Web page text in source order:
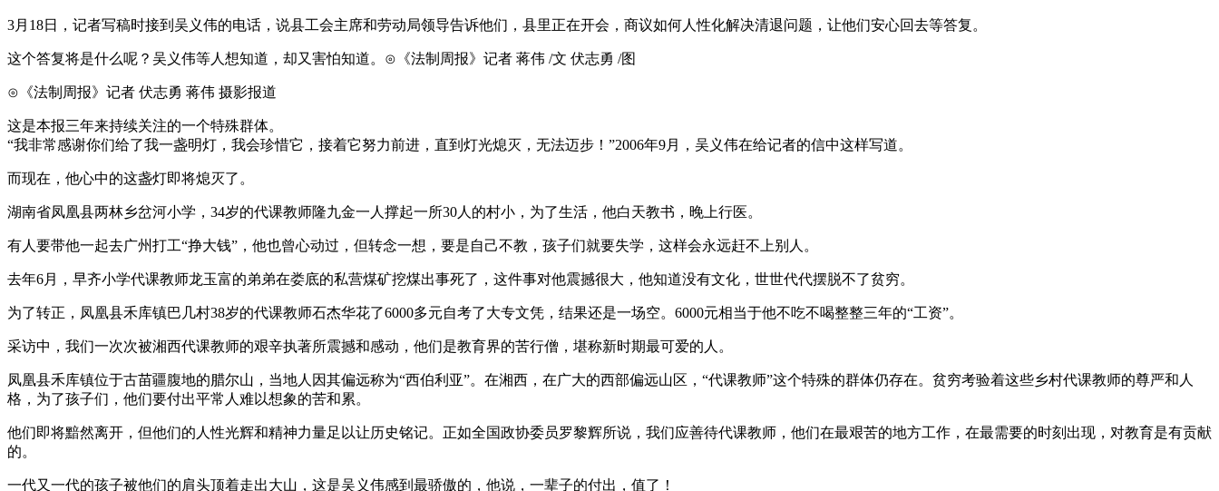
3月18日，记者写稿时接到吴义伟的电话，说县工会主席和劳动局领导告诉他们，县里正在开会，商议如何人性化解决清退问题，让他们安心回去等答复。
这个答复将是什么呢？吴义伟等人想知道，却又害怕知道。⊙《法制周报》记者 蒋伟 /文 伏志勇 /图
⊙《法制周报》记者 伏志勇 蒋伟 摄影报道
这是本报三年来持续关注的一个特殊群体。
“我非常感谢你们给了我一盏明灯，我会珍惜它，接着它努力前进，直到灯光熄灭，无法迈步！”2006年9月，吴义伟在给记者的信中这样写道。
而现在，他心中的这盏灯即将熄灭了。
湖南省凤凰县两林乡岔河小学，34岁的代课教师隆九金一人撑起一所30人的村小，为了生活，他白天教书，晚上行医。
有人要带他一起去广州打工“挣大钱”，他也曾心动过，但转念一想，要是自己不教，孩子们就要失学，这样会永远赶不上别人。
去年6月，早齐小学代课教师龙玉富的弟弟在娄底的私营煤矿挖煤出事死了，这件事对他震撼很大，他知道没有文化，世世代代摆脱不了贫穷。
为了转正，凤凰县禾库镇巴几村38岁的代课教师石杰华花了6000多元自考了大专文凭，结果还是一场空。6000元相当于他不吃不喝整整三年的“工资”。
采访中，我们一次次被湘西代课教师的艰辛执著所震撼和感动，他们是教育界的苦行僧，堪称新时期最可爱的人。
凤凰县禾库镇位于古苗疆腹地的腊尔山，当地人因其偏远称为“西伯利亚”。在湘西，在广大的西部偏远山区，“代课教师”这个特殊的群体仍存在。贫穷考验着这些乡村代课教师的尊严和人
格，为了孩子们，他们要付出平常人难以想象的苦和累。
他们即将黯然离开，但他们的人性光辉和精神力量足以让历史铭记。正如全国政协委员罗黎辉所说，我们应善待代课教师，他们在最艰苦的地方工作，在最需要的时刻出现，对教育是有贡献
的。
一代又一代的孩子被他们的肩头顶着走出大山，这是吴义伟感到最骄傲的，他说，一辈子的付出，值了！